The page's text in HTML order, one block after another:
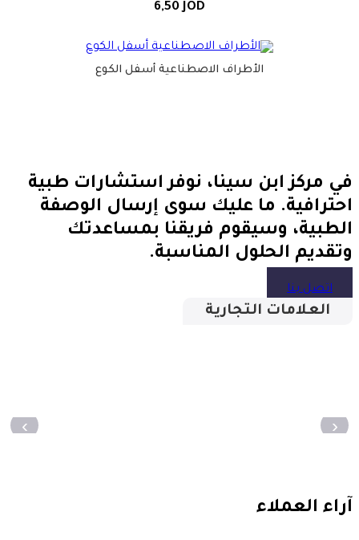
6,50JOD
الأطراف الاصطناعية أسفل الكوع
في مركز ابن سينا، نوفر استشارات طبية
احترافية. ما عليك سوى إرسال الوصفة
الطبية، وسيقوم فريقنا بمساعدتك
وتقديم الحلول المناسبة.
اتصل بنا
العلامات التجارية
‹ ›
آراء العملاء